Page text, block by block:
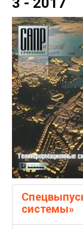
системы»